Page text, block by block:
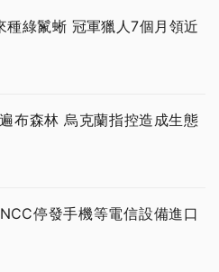
種綠鬣蜥 冠軍獵人7個月領近
布森林 烏克蘭指控造成生態
停發手機等電信設備進口